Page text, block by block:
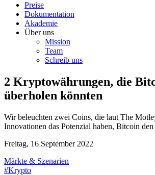
Preise
Dokumentation
Akademie
Über uns
Mission
Team
Schreib uns
2 Kryptowährungen, die
überholen könnten
Wir beleuchten zwei Coins, die laut The
Innovationen das Potenzial haben, Bitcoin
Freitag, 16 September 2022
Märkte & Szenarien
#Krypto